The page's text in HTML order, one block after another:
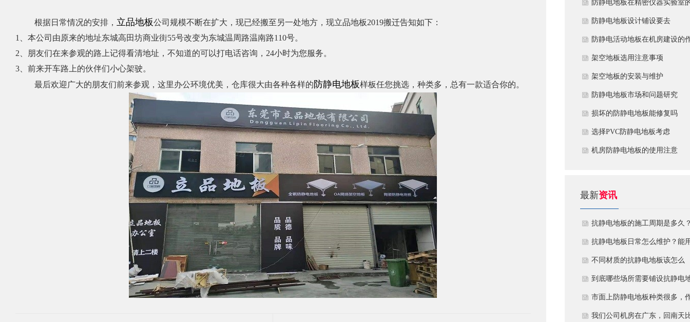
​根据日常情况的安排， 立品地板公司规模不断在扩大，现已经搬至另一处地方，现立品地板2019搬迁告知如下：
1、本公司由原来的地址东城高田坊商业街55号改变为东城温周路温南路110号。
2、朋友们在来参观的路上记得看清地址，不知道的可以打电话咨询，24小时为您服务。
3、前来开车路上的伙伴们小心架驶。
最后欢迎广大的朋友们前来参观，这里办公环境优美，仓库很大由各种各样的 防静电地板样板任您挑选，种类多，总有一款适合你的。
技术优势与防火安全价值
防静电地板在精密仪器实验室
定制化应用方案
​防静电地板设计铺设要去
防静电活动地板在机房建设的
用
​架空地板选用注意事项
​架空地板的安装与维护
防静电地板市场和问题研究
损坏的防静电地板能修复吗
​选择PVC防静电地板考虑
机房防静电地板的使用注意
最新资讯
抗静电地板的施工周期是多久
需要注意什么?
抗静电地板日常怎么维护？能
多久？
不同材质的抗静电地板该怎么
选？
到底哪些场所需要铺设抗静电
板？
市面上防静电地板种类很多，
为采购方，我们该如何鉴别地
我们公司机房在广东，回南天